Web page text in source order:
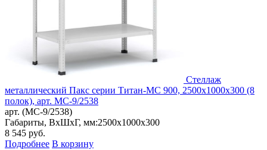
Стеллаж
металлический Пакс серии Титан-МС 900, 2500x1000x300 (8
полок), арт. МС-9/2538
арт. (МС-9/2538)
Габариты, ВxШxГ, мм:2500x1000x300
8 545 руб.
Подробнее В корзину